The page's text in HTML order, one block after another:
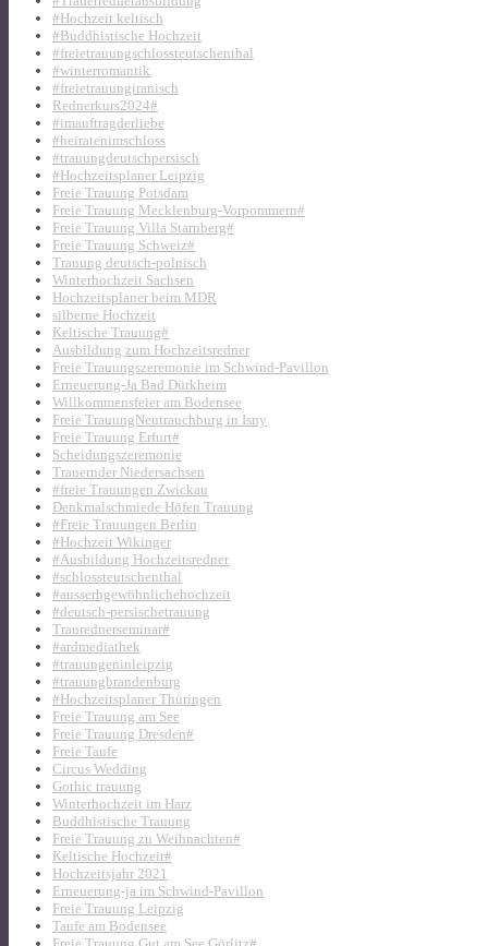
#Hochzeit keltisch
#Buddhistische Hochzeit
#freietrauungschlossteutschenthal
#winterromantik
#freietrauungiranisch
Rednerkurs2024#
#imauftragderliebe
#heiratenimschloss
#trauungdeutschpersisch
#Hochzeitsplaner Leipzig
Freie Trauung Potsdam
Freie Trauung Mecklenburg-Vorpommern#
Freie Trauung Villa Starnberg#
Freie Trauung Schweiz#
Trauung deutsch-polnisch
Winterhochzeit Sachsen
Hochzeitsplaner beim MDR
silberne Hochzeit
Keltische Trauung#
Ausbildung zum Hochzeitsredner
Freie Trauungszeremonie im Schwind-Pavillon
Erneuerung-Ja Bad Dürkheim
Willkommensfeier am Bodensee
Freie TrauungNeutrauchburg in Isny
Freie Trauung Erfurt#
Scheidungszeremonie
Trauernder Niedersachsen
#freie Trauungen Zwickau
Denkmalschmiede Höfen Trauung
#Freie Trauungen Berlin
#Hochzeit Wikinger
#Ausbildung Hochzeitsredner
#schlossteutschenthal
#ausserhgewöhnlichehochzeit
#deutsch-persischetrauung
Traurednerseminar#
#ardmediathek
#trauungeninleipzig
#trauungbrandenburg
#Hochzeitsplaner Thüringen
Freie Trauung am See
Freie Trauung Dresden#
Freie Taufe
Circus Wedding
Gothic trauung
Winterhochzeit im Harz
Buddhistische Trauung
Freie Trauung zu Weihnachten#
Keltische Hochzeit#
Hochzeitsjahr 2021
Erneuerung-ja im Schwind-Pavillon
Freie Trauung Leipzig
Taufe am Bodensee